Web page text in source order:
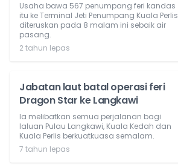
Usaha bawa 567 penumpang feri kandas
itu ke Terminal Jeti Penumpang Kuala Perlis
diteruskan pada 8 malam ini sebaik air
pasang.
2 tahun lepas
Jabatan laut batal operasi feri
Dragon Star ke Langkawi
Ia melibatkan semua perjalanan bagi
laluan Pulau Langkawi, Kuala Kedah dan
Kuala Perlis berkuatkuasa semalam.
7 tahun lepas